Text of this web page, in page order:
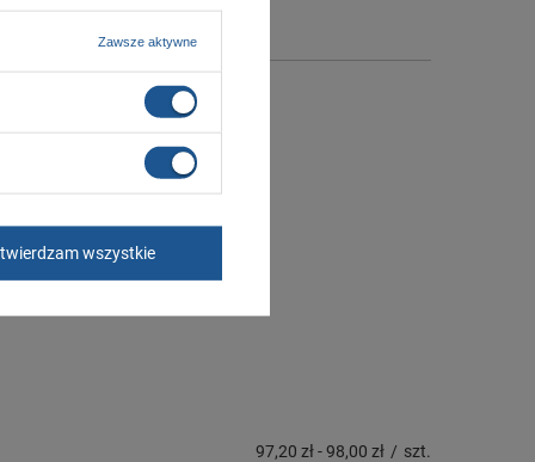
97,20 zł-98,00 zł / szt.
Zawsze aktywne
wszystkie